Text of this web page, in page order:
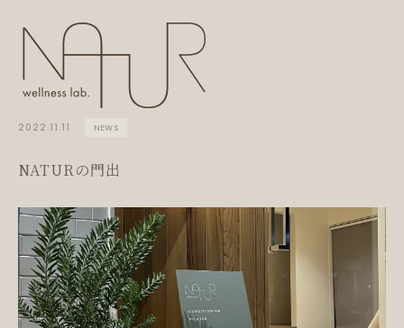
TRAINERS PRICE
ACCESS
SOCIAL COMMUNITY BLOG
2022.11.11 NEWS
NATURの門出